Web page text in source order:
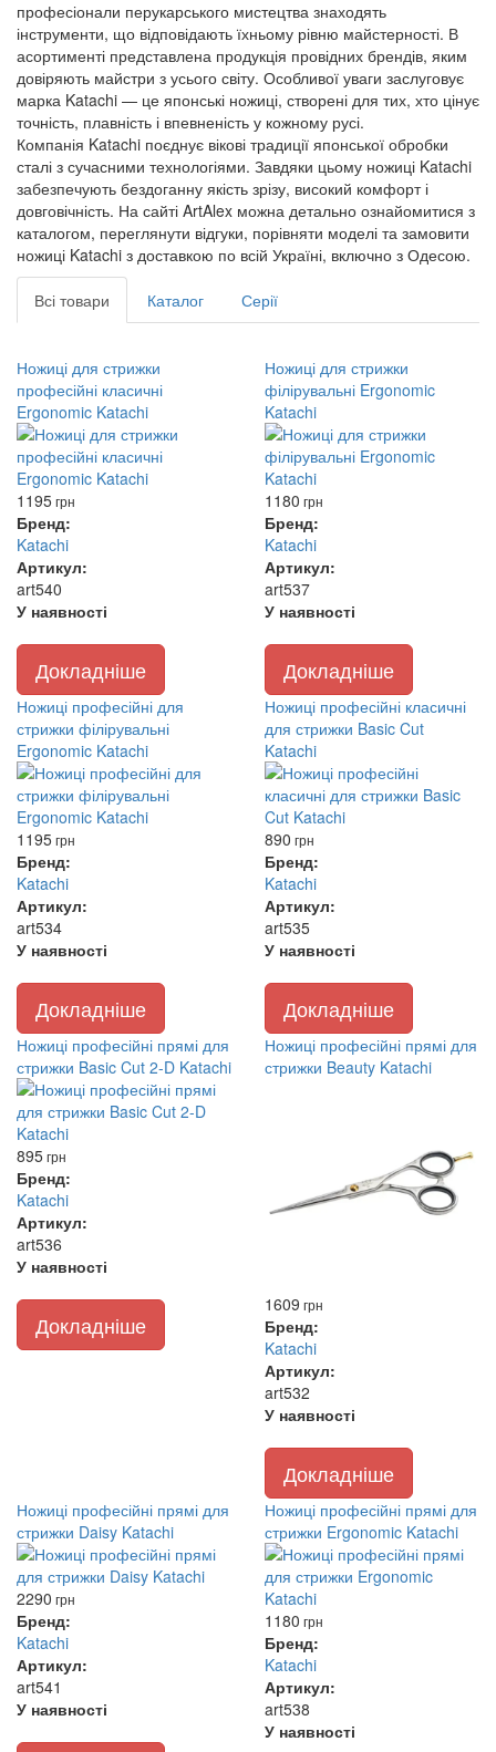
професіонали перукарського мистецтва знаходять
інструменти, що відповідають їхньому рівню майстерності. В
асортименті представлена продукція провідних брендів, яким
довіряють майстри з усього світу. Особливої уваги заслуговує
марка Katachi — це японські ножиці, створені для тих, хто цінує
точність, плавність і впевненість у кожному русі.
Компанія Katachi поєднує вікові традиції японської обробки
сталі з сучасними технологіями. Завдяки цьому ножиці Katachi
забезпечують бездоганну якість зрізу, високий комфорт і
довговічність. На сайті ArtAlex можна детально ознайомитися з
каталогом, переглянути відгуки, порівняти моделі та замовити
ножиці Katachi з доставкою по всій Україні, включно з Одесою.
Всі товари Каталог Серії
Ножиці для стрижки
професійні класичні
Ergonomic Katachi
1195грн
Бренд:
Katachi
Артикул:
art540
У наявності
Докладніше
Ножиці для стрижки
філірувальні Ergonomic
Katachi
1180 грн
Бренд:
Katachi
Артикул:
art537
У наявності
Докладніше
Ножиці професійні для
стрижки філірувальні
Ergonomic Katachi
1195грн
Бренд:
Katachi
Артикул:
art534
У наявності
Докладніше
Ножиці професійні класичні
для стрижки Basic Cut
Katachi
890 грн
Бренд:
Katachi
Артикул:
art535
У наявності
Докладніше
Ножиці професійні прямі для
стрижки Basic Cut 2-D Katachi
895грн
Бренд:
Katachi
Артикул:
art536
У наявності
Докладніше
Ножиці професійні прямі для
стрижки Beauty Katachi
1609 грн
Бренд:
Katachi
Артикул:
art532
У наявності
Докладніше
Ножиці професійні прямі для
стрижки Daisy Katachi
2290 грн
Бренд:
Katachi
Артикул:
art541
У наявності
Ножиці професійні прямі для
стрижки Ergonomic Katachi
1180 грн
Бренд:
Katachi
Артикул:
art538
У наявності